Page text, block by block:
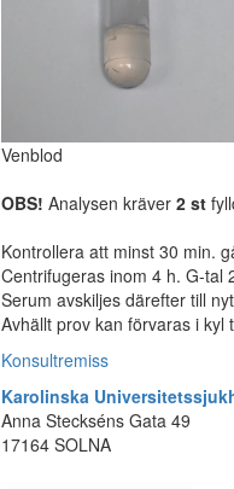
Venblod
OBS! Analysen kräver 2 st
Kontrollera att minst 30 min.
Centrifugeras inom 4 h. G-tal
Serum avskiljes därefter till
Avhällt prov kan förvaras i
Konsultremiss
Karolinska
Anna Steckséns Gata 49
17164 SOLNA